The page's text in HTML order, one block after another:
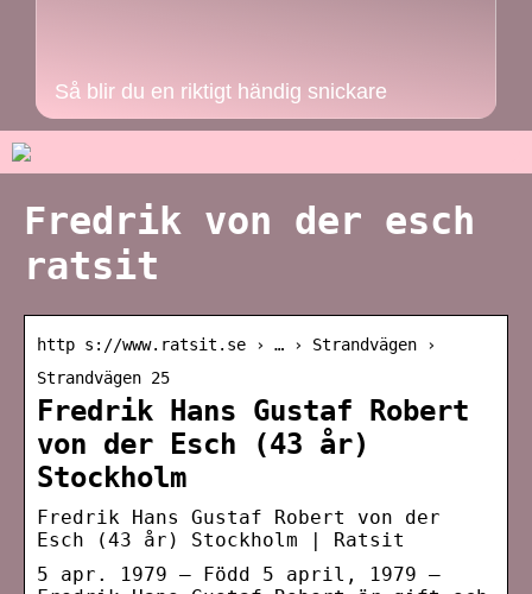
Så blir du en riktigt händig snickare
Fredrik von der esch
ratsit
http s://www.ratsit.se › … › Strandvägen ›
Strandvägen 25
Fredrik Hans Gustaf Robert
von der Esch (43 år)
Stockholm
Fredrik Hans Gustaf Robert von der
Esch (43 år) Stockholm | Ratsit
5 apr. 1979 — Född 5 april, 1979 –